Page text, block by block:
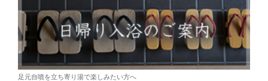
足元自噴を立ち寄り湯で楽しみたい方へ